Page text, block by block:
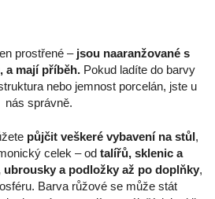
prostřené – jsou naaranžované s
a mají příběh. Pokud ladíte do barvy
nebo jemnost porcelán, jste u
nás správně.
půjčit veškeré vybavení na stůl ,
celek – od talířů, sklenic a
a podložky až po doplňky,
Barva růžové se může stát